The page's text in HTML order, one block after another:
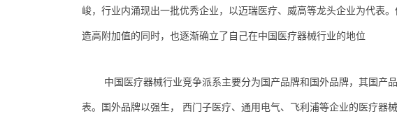
峻，行业内涌现出一批优秀企业，以迈瑞医疗、威高等龙头企业为代表
造高附加值的同时，也逐渐确立了自己在中国医疗器械行业的地位
中国医疗器械行业竞争派系主要分为国产品牌和国外品牌，其国产
表。国外品牌以强生， 西门子医疗、通用电气、飞利浦等企业的医疗器